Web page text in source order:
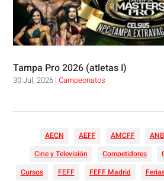
Tampa Pro 2026 (atletas I)
30 Jul, 2026 |Campeonatos
AECN AEFF AMCFF
Cine y Televisión
Competidores
Cursos
FEFF FEFF Madrid